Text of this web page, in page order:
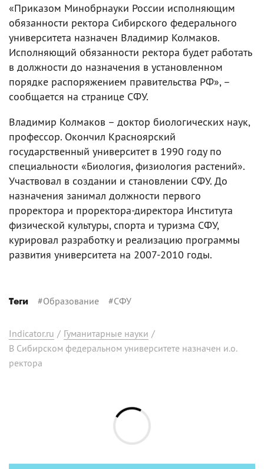
«Приказом Минобрнауки России исполняющим
обязанности ректора Сибирского федерального
университета назначен Владимир Колмаков.
Исполняющий обязанности ректора будет работать
в должности до назначения в установленном
порядке распоряжением правительства РФ», –
сообщается на странице СФУ.
Владимир Колмаков – доктор биологических наук,
профессор. Окончил Красноярский
государственный университет в 1990 году по
специальности «Биология, физиология растений».
Участвовал в создании и становлении СФУ. До
назначения занимал должности первого
проректора и проректора-директора Института
физической культуры, спорта и туризма СФУ,
курировал разработку и реализацию программы
развития университета на 2007-2010 годы.
Теги #Образование #СФУ
Indicator.ru / Гуманитарные науки /
В Сибирском федеральном университете назначен и.о.
ректора